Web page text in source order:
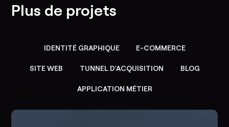
Plus de projets
IDENTITÉ GRAPHIQUE E-COMMERCE
SITE WEB TUNNEL D'ACQUISITION BLOG
APPLICATION MÉTIER